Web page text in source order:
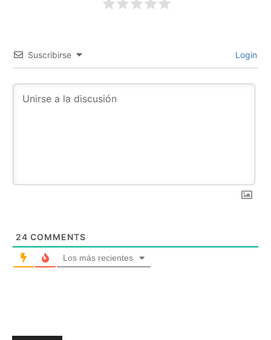
Suscribirse Login
24 COMMENTS
Los más recientes